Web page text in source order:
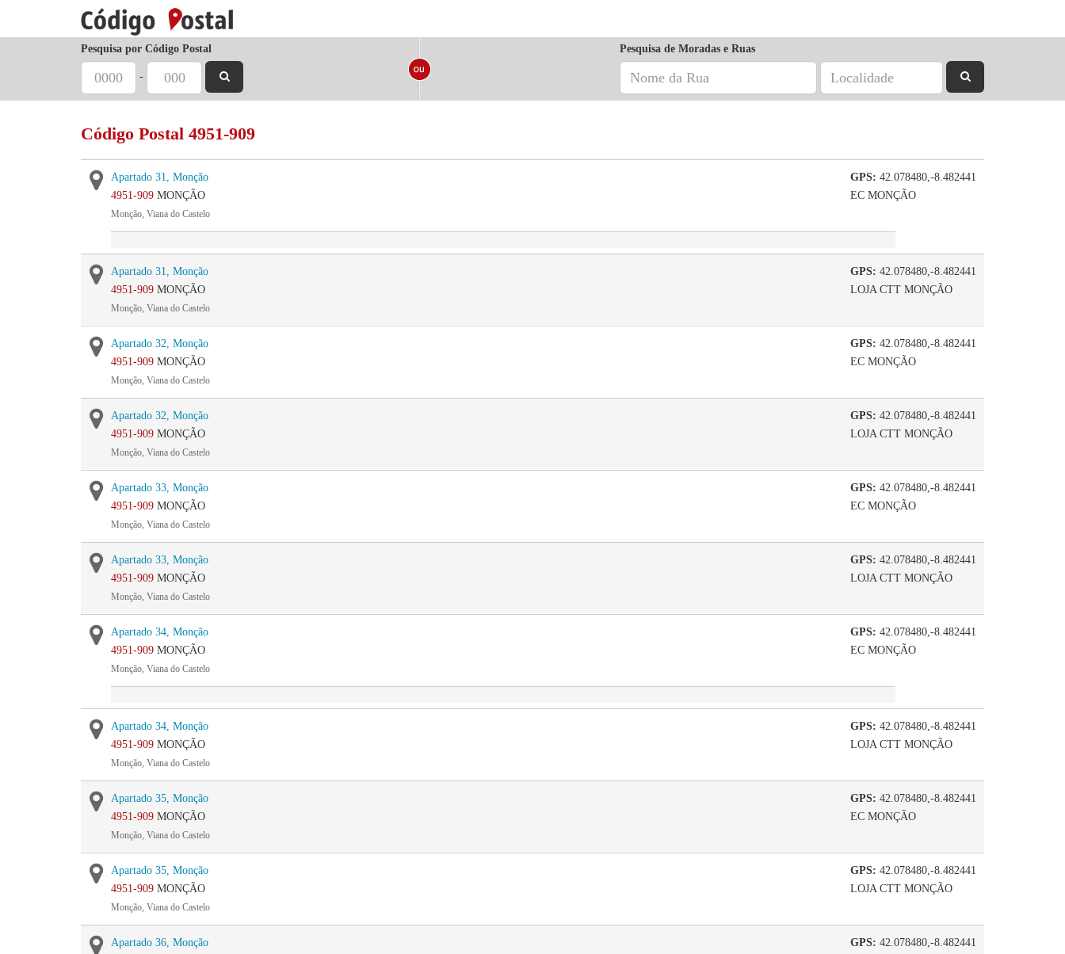
Pesquisa por Código Postal
-
Pesquisa de Moradas e Ruas
Código Postal 4951-909
GPS: 42.078480,-8.482441
EC MONÇÃO
Apartado 31, Monção
4951-909 MONÇÃO
Monção, Viana do Castelo
GPS: 42.078480,-8.482441
LOJA CTT MONÇÃO
Apartado 31, Monção
4951-909 MONÇÃO
Monção, Viana do Castelo
GPS: 42.078480,-8.482441
EC MONÇÃO
Apartado 32, Monção
4951-909 MONÇÃO
Monção, Viana do Castelo
GPS: 42.078480,-8.482441
LOJA CTT MONÇÃO
Apartado 32, Monção
4951-909 MONÇÃO
Monção, Viana do Castelo
GPS: 42.078480,-8.482441
EC MONÇÃO
Apartado 33, Monção
4951-909 MONÇÃO
Monção, Viana do Castelo
GPS: 42.078480,-8.482441
LOJA CTT MONÇÃO
Apartado 33, Monção
4951-909 MONÇÃO
Monção, Viana do Castelo
GPS: 42.078480,-8.482441
EC MONÇÃO
Apartado 34, Monção
4951-909 MONÇÃO
Monção, Viana do Castelo
GPS: 42.078480,-8.482441
LOJA CTT MONÇÃO
Apartado 34, Monção
4951-909 MONÇÃO
Monção, Viana do Castelo
GPS: 42.078480,-8.482441
EC MONÇÃO
Apartado 35, Monção
4951-909 MONÇÃO
Monção, Viana do Castelo
GPS: 42.078480,-8.482441
LOJA CTT MONÇÃO
Apartado 35, Monção
4951-909 MONÇÃO
Monção, Viana do Castelo
GPS: 42.078480,-8.482441
Apartado 36, Monção